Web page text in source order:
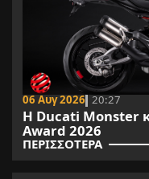
06 Αυγ 2026 20:27
Η Ducati Monster
Award 2026
ΠΕΡΙΣΣΟΤΕΡΑ